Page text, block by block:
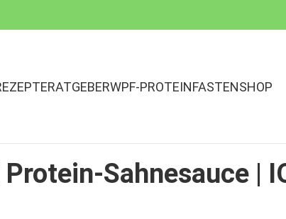
RATGEBERWPF-PROTEINFASTENSHOP
Sahnesauce |